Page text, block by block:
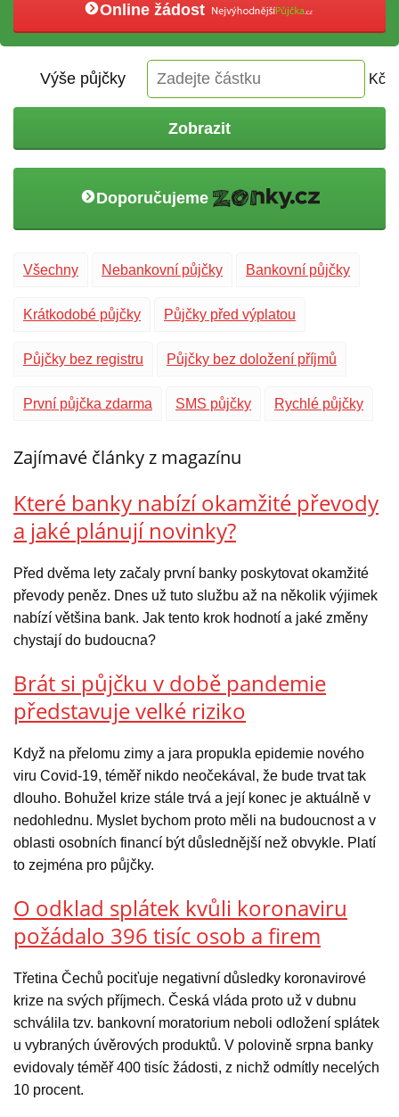
Online žádost
Výše půjčky Kč
Zobrazit
Doporučujeme
Všechny Nebankovní půjčky Bankovní půjčky
Krátkodobé půjčky Půjčky před výplatou
Půjčky bez registru Půjčky bez doložení příjmů
První půjčka zdarma SMS půjčky Rychlé půjčky
Zajímavé články z magazínu
Které banky nabízí okamžité převody
a jaké plánují novinky?
Před dvěma lety začaly první banky poskytovat okamžité
převody peněz. Dnes už tuto službu až na několik výjimek
nabízí většina bank. Jak tento krok hodnotí a jaké změny
chystají do budoucna?
Brát si půjčku v době pandemie
představuje velké riziko
Když na přelomu zimy a jara propukla epidemie nového
viru Covid-19, téměř nikdo neočekával, že bude trvat tak
dlouho. Bohužel krize stále trvá a její konec je aktuálně v
nedohlednu. Myslet bychom proto měli na budoucnost a v
oblasti osobních financí být důslednější než obvykle. Platí
to zejména pro půjčky.
O odklad splátek kvůli koronaviru
požádalo 396 tisíc osob a firem
Třetina Čechů pociťuje negativní důsledky koronavirové
krize na svých příjmech. Česká vláda proto už v dubnu
schválila tzv. bankovní moratorium neboli odložení splátek
u vybraných úvěrových produktů. V polovině srpna banky
evidovaly téměř 400 tisíc žádosti, z nichž odmítly necelých
10 procent.